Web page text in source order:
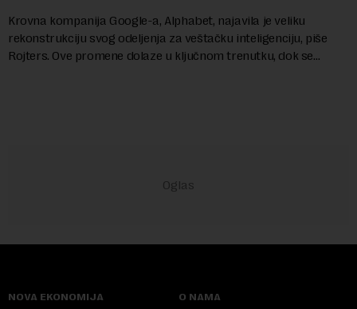
Krovna kompanija Google-a, Alphabet, najavila je veliku
rekonstrukciju svog odeljenja za veštačku inteligenciju, piše
Rojters. Ove promene dolaze u ključnom trenutku, dok se
NOVA EKONOMIJA O NAMA